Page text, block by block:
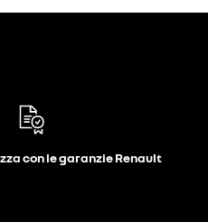
con le garanzie Renault